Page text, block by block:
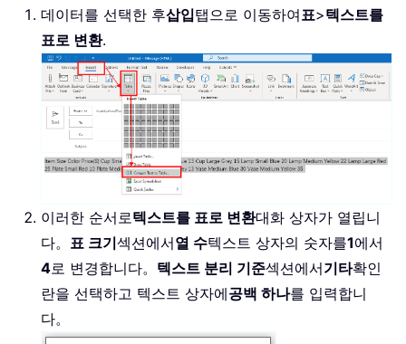
데이터를 선택한 후삽입탭으로 이동하여 표>텍스트를
표로 변환.
이러한 순서로텍스트를 표로 변환대화 상자가 열립니
다。 표 크기섹션에서열 수텍스트 상자의 숫자를1에서
4로 변경합니다。 텍스트 분리 기준섹션에서기타확인
란을 선택하고 텍스트 상자에공백 하나를 입력합니
다。